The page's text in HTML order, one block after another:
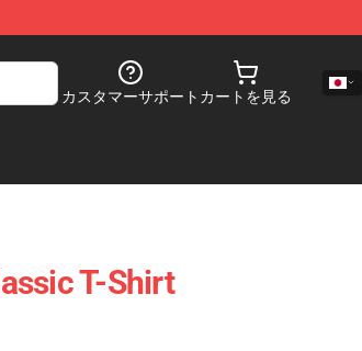
カスタマーサポート カートを見る
T-Shirt